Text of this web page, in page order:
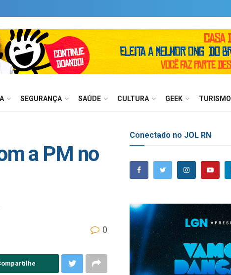
SEGURANÇA SAÚDE CULTURA GEEK TURISMO
a PM no
0
Conectado no JOL RN